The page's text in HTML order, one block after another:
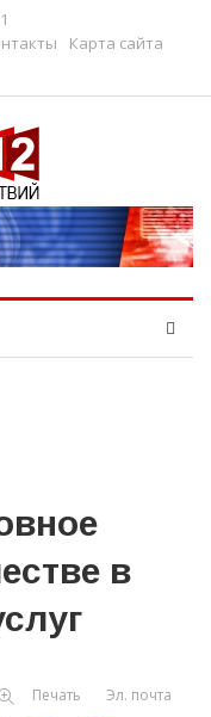
Карта сайта
в
Печать Эл. почта